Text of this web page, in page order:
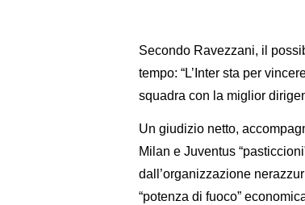
Secondo Ravezzani, il
tempo: “L’Inter sta per
squadra con la miglior
Un giudizio netto,
Milan e Juventus
dall’organizzazione
“potenza di fuoco”